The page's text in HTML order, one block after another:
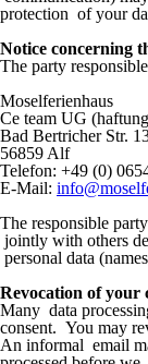
protection of your
Notice concerning
The party
Moselferienhaus
Ce team UG
Bad Bertricher Str.
56859 Alf
Telefon: +49 (0)
E-Mail:
The responsible
jointly with others
personal data
Revocation of your
Many data
consent. You may
An informal email